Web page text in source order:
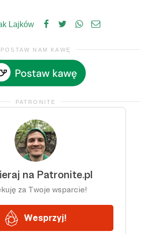
Lajków
POSTAW NAM KAWĘ
PATRONITE